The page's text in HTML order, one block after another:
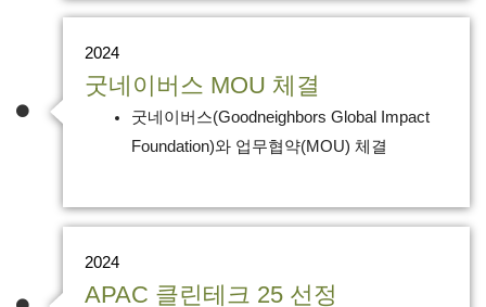
2024
굿네이버스 MOU 체결
굿네이버스(Goodneighbors Global Impact
Foundation)와 업무협약(MOU) 체결
2024
APAC 클린테크 25 선정